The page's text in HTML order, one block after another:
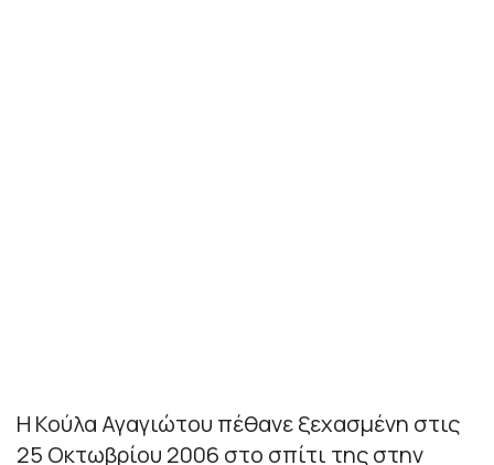
Η Κούλα Αγαγιώτου πέθανε ξεχασμένη στις
25 Οκτωβρίου 2006 στο σπίτι της στην